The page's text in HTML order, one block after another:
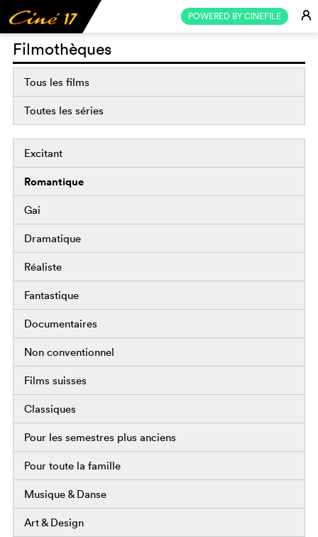
POWERED BY CINEFILE E
Filmothèques
Tous les films
Toutes les séries
Excitant
Romantique
Gai
Dramatique
Réaliste
Fantastique
Documentaires
Non conventionnel
Films suisses
Classiques
Pour les semestres plus anciens
Pour toute la famille
Musique & Danse
Art & Design